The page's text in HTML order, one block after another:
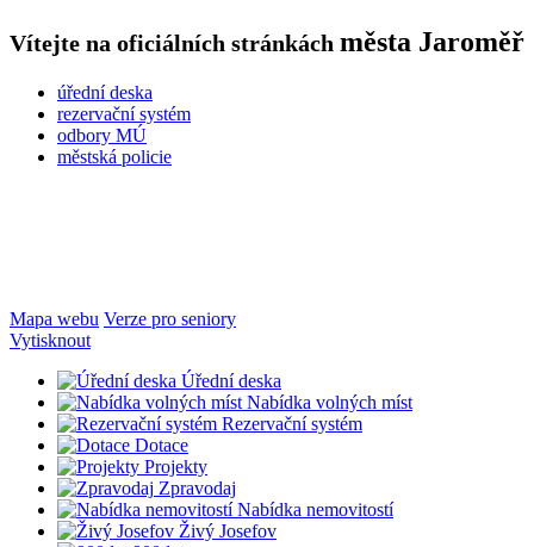
Vítejte na oficiálních stránkách města Jaroměř
úřední deska
rezervační systém
odbory MÚ
městská policie
Mapa webu Verze pro seniory
Vytisknout
Úřední deska
Nabídka volných míst
Rezervační systém
Dotace
Projekty
Zpravodaj
Nabídka nemovitostí
Živý Josefov